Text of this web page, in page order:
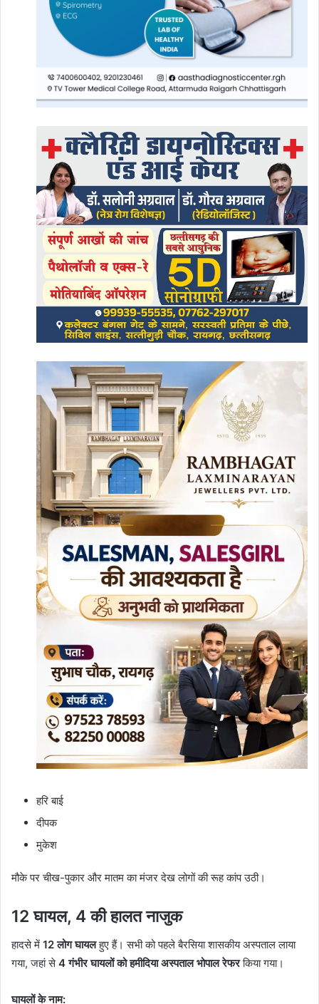
हरि बाई
दीपक
मुकेश
मौके पर चीख-पुकार और मातम का मंजर देख लोगों की रूह कांप उठी।
12 घायल, 4 की हालत नाजुक
हादसे में 12 लोग घायलहुए हैं। सभी को पहले बैरसिया शासकीय अस्पताल लाया
गया, जहां से4 गंभीर घायलों को हमीदिया अस्पताल भोपाल रेफरकिया गया।
घायलों के नाम: